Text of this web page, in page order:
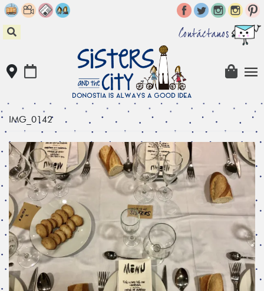
Skip
to
content
Contáctanos
IMG_0142